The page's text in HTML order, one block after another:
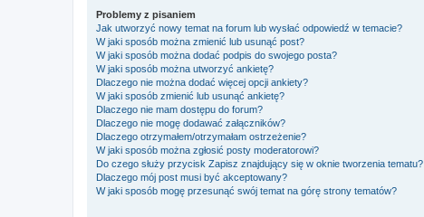
Problemy z pisaniem
Jak utworzyć nowy temat na forum lub wysłać odpowiedź w temacie?
W jaki sposób można zmienić lub usunąć post?
W jaki sposób można dodać podpis do swojego posta?
W jaki sposób można utworzyć ankietę?
Dlaczego nie można dodać więcej opcji ankiety?
W jaki sposób zmienić lub usunąć ankietę?
Dlaczego nie mam dostępu do forum?
Dlaczego nie mogę dodawać załączników?
Dlaczego otrzymałem/otrzymałam ostrzeżenie?
W jaki sposób można zgłosić posty moderatorowi?
Do czego służy przycisk Zapisz znajdujący się w oknie tworzenia tematu?
Dlaczego mój post musi być akceptowany?
W jaki sposób mogę przesunąć swój temat na górę strony tematów?